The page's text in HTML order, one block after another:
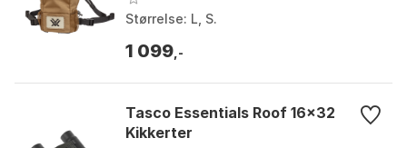
Størrelse: L, S.
1 099 ,-
Tasco Essentials Roof 16x32
Kikkerter